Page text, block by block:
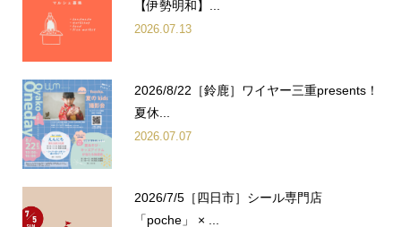
ータに保存されたクッキーを参照し、当社商品の広告配信
および宣伝などを行うことがあります。お客様は、ブラウ
ザの設定により、クッキーの送受信に関する設定を「クッ
ーを拒否する設定を選択されますと、当社の提供する一部
サービスを受けられない場合がございます。
千巻印刷産業株式会社
個人情報管理責任者 塚本 誠
〒516-0072 三重県伊勢市宮後2丁目9-41
TEL：0596-26-0101（代）
FAX：0596-23-0008
【伊勢明和】...
2026.07.13
2026/8/22［鈴鹿］ワイヤー三重presents！
夏休...
2026.07.07
2026/7/5［四日市］シール専門店
「poche」 × ...